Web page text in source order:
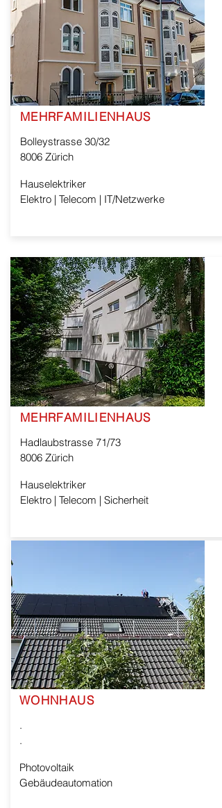
MEHRFAMILIENHAUS
Bolleystrasse 30/32
8006 Zürich
Hauselektriker
Elektro | Telecom | IT/Netzwerke
MEHRFAMILIENHAUS
Hadlaubstrasse 71/73
8006 Zürich
Hauselektriker
Elektro | Telecom | Sicherheit
WOHNHAUS
.
.
Photovoltaik
Gebäudeautomation